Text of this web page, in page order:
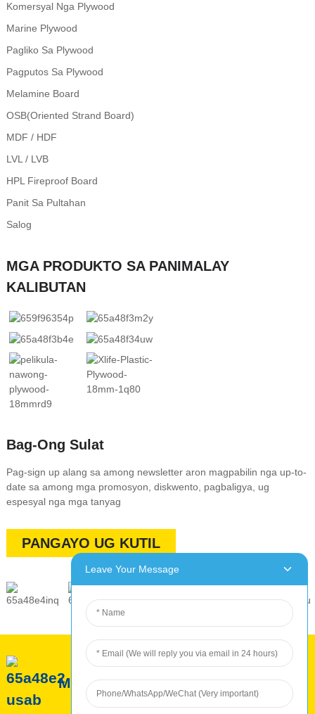
Komersyal Nga Plywood
Marine Plywood
Pagliko Sa Plywood
Pagputos Sa Plywood
Melamine Board
OSB(Oriented Strand Board)
MDF / HDF
LVL / LVB
HPL Fireproof Board
Panit Sa Pultahan
Salog
MGA PRODUKTO SA PANIMALAY
KALIBUTAN
Bag-Ong Sulat
Pag-sign up alang sa among newsletter aron magpabilin nga up-to-
date sa among mga promosyon, diskwento, pagbaligya, ug
espesyal nga mga tanyag
PANGAYO UG KUTIL
Mahitungod sa ROC
Leave Your Message